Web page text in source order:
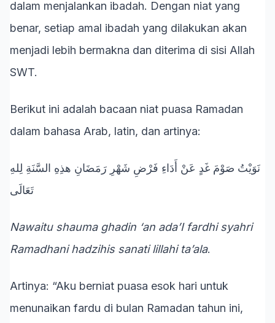
dalam menjalankan ibadah. Dengan niat yang
benar, setiap amal ibadah yang dilakukan akan
menjadi lebih bermakna dan diterima di sisi Allah
SWT.
Berikut ini adalah bacaan niat puasa Ramadan
dalam bahasa Arab, latin, dan artinya:
نَوَيْتُ صَوْمَ غَدٍ عَنْ أَدَاءِ فَرْضِ شَهْرِ رَمَضَانِ هذِهِ السَّنَةِ لِلهِ
تَعَالَى
Nawaitu shauma ghadin ‘an ada’I fardhi syahri
Ramadhani hadzihis sanati lillahi ta’ala.
Artinya: “Aku berniat puasa esok hari untuk
menunaikan fardu di bulan Ramadan tahun ini,